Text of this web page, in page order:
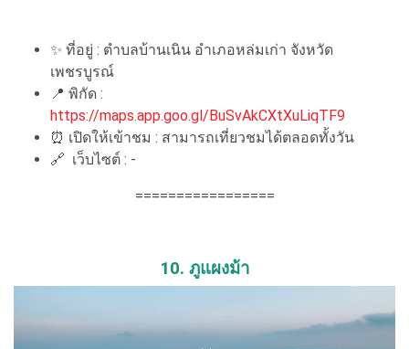
✨ ที่อยู่ : ตำบลบ้านเนิน อำเภอหล่มเก่า จังหวัด
เพชรบูรณ์
📍 พิกัด :
https://maps.app.goo.gl/BuSvAkCXtXuLiqTF9
⏰ เปิดให้เข้าชม : สามารถเที่ยวชมได้ตลอดทั้งวัน
🔗 เว็บไซต์ : -
=================
10. ภูแผงม้า